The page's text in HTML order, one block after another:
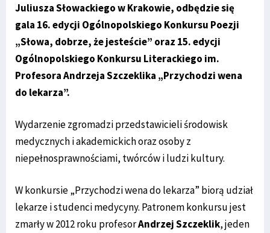
Juliusza Słowackiego w Krakowie, odbędzie się
gala 16. edycji Ogólnopolskiego Konkursu Poezji
„Słowa, dobrze, że jesteście” oraz 15. edycji
Ogólnopolskiego Konkursu Literackiego im.
Profesora Andrzeja Szczeklika „Przychodzi wena
do lekarza”.
Wydarzenie zgromadzi przedstawicieli środowisk
medycznych i akademickich oraz osoby z
niepełnosprawnościami, twórców i ludzi kultury.
W konkursie „Przychodzi wena do lekarza” biorą udział
lekarze i studenci medycyny. Patronem konkursu jest
zmarły w 2012 roku profesorAndrzej Szczeklik, jeden